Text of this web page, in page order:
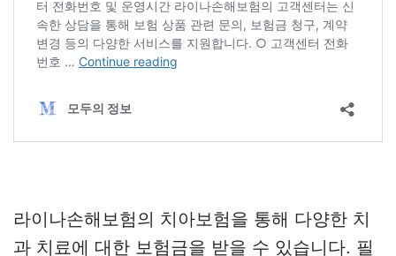
라이나손해보험의 치아보험을 통해 다양한 치
과 치료에 대한 보험금을 받을 수 있습니다. 필